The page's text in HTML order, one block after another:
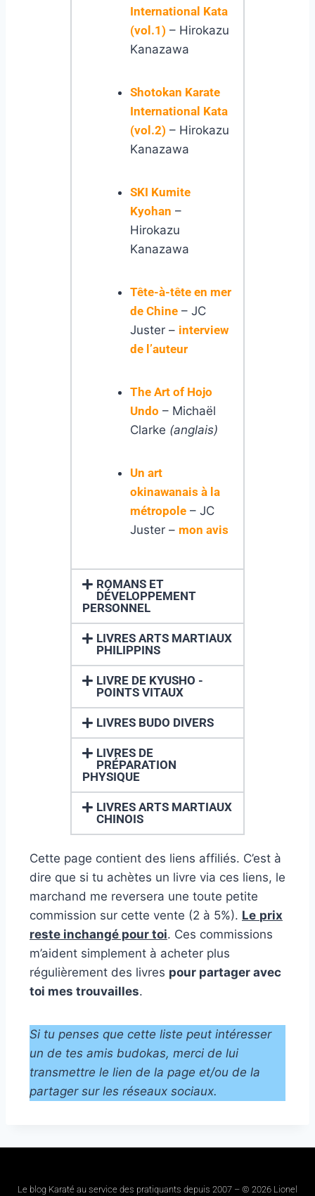
International Kata
(vol.1) – Hirokazu
Kanazawa
Shotokan Karate
International Kata
(vol.2) – Hirokazu
Kanazawa
SKI Kumite
Kyohan –
Hirokazu
Kanazawa
Tête-à-tête en mer
de Chine– JC
Juster – interview
de l’auteur
The Art of Hojo
Undo – Michaël
Clarke (anglais)
Un art
okinawanais à la
métropole– JC
Juster – mon avis
ROMANS ET
DÉVELOPPEMENT
PERSONNEL
LIVRES ARTS MARTIAUX
PHILIPPINS
LIVRE DE KYUSHO -
POINTS VITAUX
LIVRES BUDO DIVERS
LIVRES DE
PRÉPARATION
PHYSIQUE
LIVRES ARTS MARTIAUX
CHINOIS
Cette page contient des liens affiliés. C’est à
dire que si tu achètes un livre via ces liens, le
marchand me reversera une toute petite
commission sur cette vente (2 à 5%). Le prix
reste inchangé pour toi. Ces commissions
m’aident simplement à acheter plus
régulièrement des livres pour partager avec
toi mes trouvailles.
Si tu penses que cette liste peut intéresser
un de tes amis budokas, merci de lui
transmettre le lien de la page et/ou de la
partager sur les réseaux sociaux.
Le blog Karaté au service des pratiquants depuis 2007 – © 2026 Lionel